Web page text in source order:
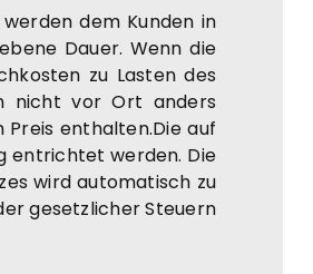
dem Kunden in
Dauer. Wenn die
zu Lasten des
nicht vor Ort anders
enthalten.Die auf
entrichtet werden. Die
wird automatisch zu
gesetzlicher Steuern